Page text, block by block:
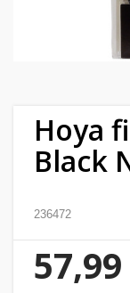
Hoya
Black
236472
aed
Sport